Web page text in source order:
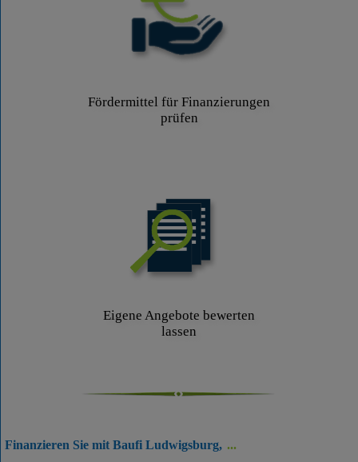
Fördermittel für Finanzierungen
prüfen
Eigene Angebote bewerten
lassen
Finanzieren Sie mit Baufi Ludwigsburg,